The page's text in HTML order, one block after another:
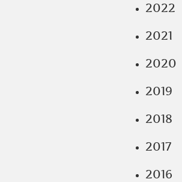
2022
2021
2020
2019
2018
2017
2016